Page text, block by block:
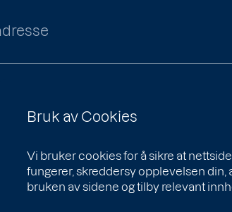
Bruk av Cookies
Vi bruker cookies for å sikre at
fungerer, skreddersy opplevelsen din,
bruken av sidene og tilby relevant